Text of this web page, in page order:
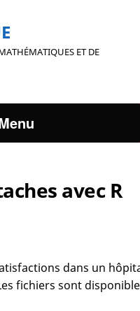
ET DE
avec R
dans un
fichiers sont